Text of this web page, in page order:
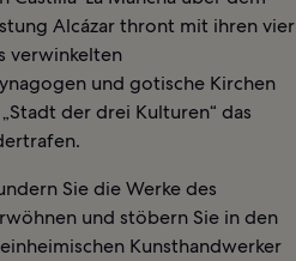
Alcázar thront mit ihren vier
verwinkelten
und gotische Kirchen
der drei Kulturen“ das
Sie die Werke des
und stöbern Sie in den
Kunsthandwerker